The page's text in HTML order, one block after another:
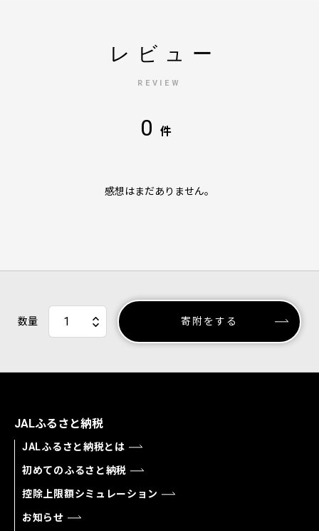
レビュー
REVIEW
0 件
感想はまだありません。
数量 寄附をする
JALふるさと納税
JALふるさと納税とは
初めてのふるさと納税
控除上限額シミュレーション
お知らせ